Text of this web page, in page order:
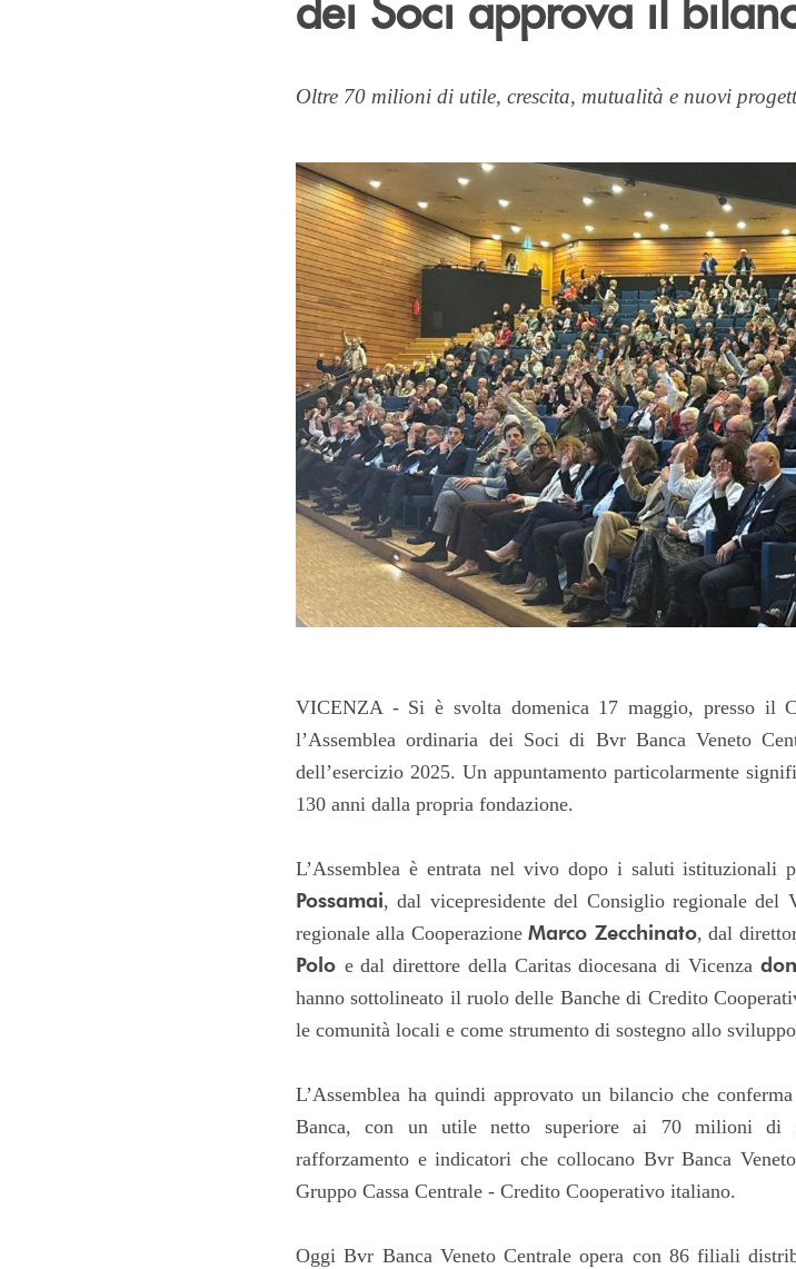
Oltre 70 milioni di utile, crescita, mutualità e nuovi
VICENZA - Si è svolta domenica 17 maggio, presso il
l’Assemblea ordinaria dei Soci di Bvr Banca Veneto
dell’esercizio 2025. Un appuntamento particolarmente
130 anni dalla propria fondazione.
L’Assemblea è entrata nel vivo dopo i saluti istituzionali
Possamai, dal vicepresidente del Consiglio regionale del
regionale alla CooperazioneMarco Zecchinato, dal
Polo e dal direttore della Caritas diocesana di Vicenza
hanno sottolineato il ruolo delle Banche di Credito
le comunità locali e come strumento di sostegno allo
L’Assemblea ha quindi approvato un bilancio che
Banca, con un utile netto superiore ai 70 milioni di
rafforzamento e indicatori che collocano Bvr Banca
Gruppo Cassa Centrale - Credito Cooperativo italiano.
Oggi Bvr Banca Veneto Centrale opera con 86 filiali